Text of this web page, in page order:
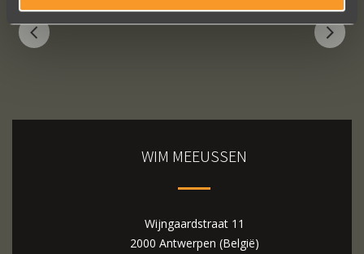
WIM MEEUSSEN
Wijngaardstraat 11
2000 Antwerpen (België)